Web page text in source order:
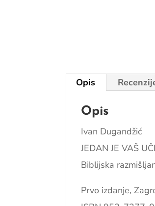
Opis
Opis
Ivan Dugandžić
JEDAN JE VAŠ
Biblijska
Prvo izdanje,